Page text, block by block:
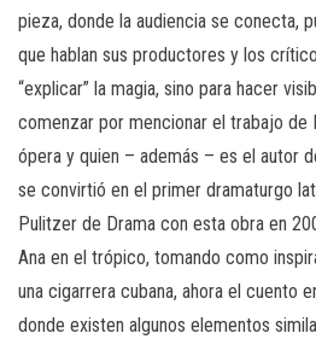
pieza, donde la audiencia se conecta,
que hablan sus productores y los
“explicar” la magia, sino para hacer
comenzar por mencionar el trabajo de
ópera y quien – además – es el autor
se convirtió en el primer dramaturgo
Pulitzer de Drama con esta obra en
Ana en el trópico, tomando como
una cigarrera cubana, ahora el cuento
donde existen algunos elementos